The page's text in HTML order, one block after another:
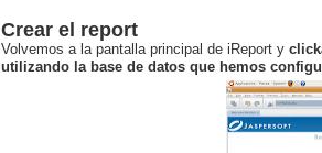
Crear el report
Volvemos a la pantalla principal de iReport y
utilizando la base de datos que hemos